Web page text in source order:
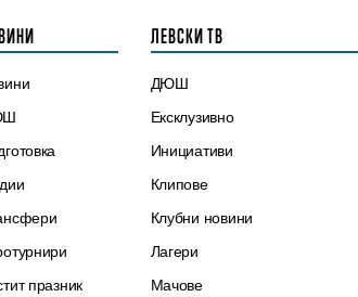
празник
ЛЕВСКИ ТВ
ДЮШ
Ексклузивно
Инициативи
Клипове
Клубни новини
Лагери
Мачове